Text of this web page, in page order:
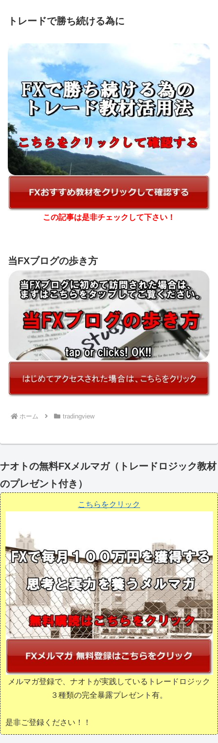
トレードで勝ち続ける為に
この記事は是非チェックして下さい！
当FXブログの歩き方
ホーム tradingview
ナオトの無料FXメルマガ（トレードロジック教材
のプレゼント付き）
こちらをクリック
メルマガ登録で、ナオトが実践しているトレードロジック
３種類の完全暴露プレゼント有。
是非ご登録ください！！